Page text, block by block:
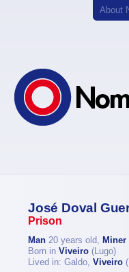
About
José Doval
Prison
Man 20 years old, Miner
Born in Viveiro (Lugo)
Lived in: Galdo, Viveiro